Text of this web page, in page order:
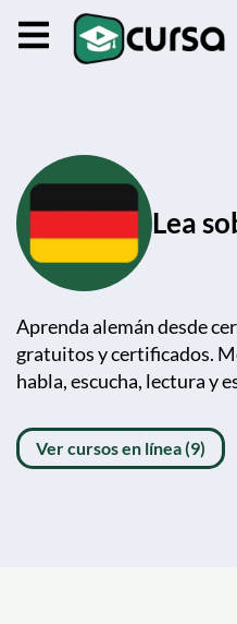
Lea
Aprenda alemán desde
gratuitos y certificados.
habla, escucha, lectura y
Ver cursos en línea (9)